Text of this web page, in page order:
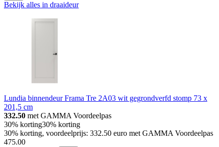
Bekijk alles in draaideur
Lundia binnendeur Frama Tre 2A03 wit gegrondverfd stomp 73 x
201,5 cm
332.50 met GAMMA Voordeelpas
30% korting30% korting
30% korting, voordeelprijs: 332.50 euro met GAMMA Voordeelpas
475.00